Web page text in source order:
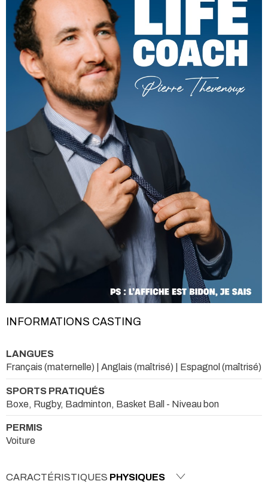
INFORMATIONS CASTING
LANGUES
Français (maternelle) | Anglais (maîtrisé) | Espagnol (maîtrisé)
SPORTS PRATIQUÉS
Boxe, Rugby, Badminton, Basket Ball - Niveau bon
PERMIS
Voiture
CARACTÉRISTIQUES PHYSIQUES